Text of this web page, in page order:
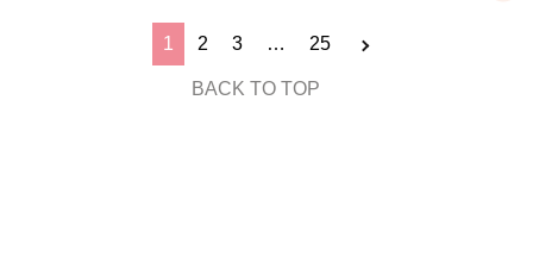
1 2 3 … 25
BACK TO TOP